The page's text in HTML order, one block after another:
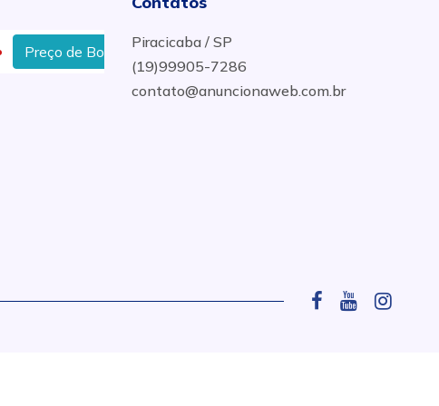
Preço de Box para Banheiro em Santa Bárbara d´Oeste
Piracicaba / SP
(19)99905-7286
contato@anuncionaweb.com.br